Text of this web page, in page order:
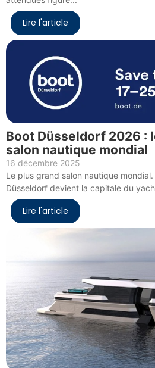
Lire l'article
Boot Düsseldorf 2026 :
salon nautique mondial
16 décembre 2025
Le plus grand salon nautique
Düsseldorf devient la capitale du
Lire l'article